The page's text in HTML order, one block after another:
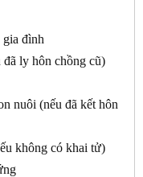
gia đình
ly hôn chồng cũ)
nuôi (nếu đã kết hôn
không có khai tử)